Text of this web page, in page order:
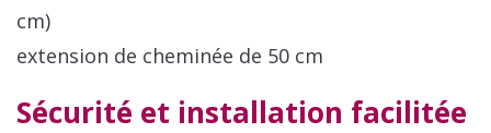
cm)
extension de cheminée de 50 cm
Sécurité et installation facilitée